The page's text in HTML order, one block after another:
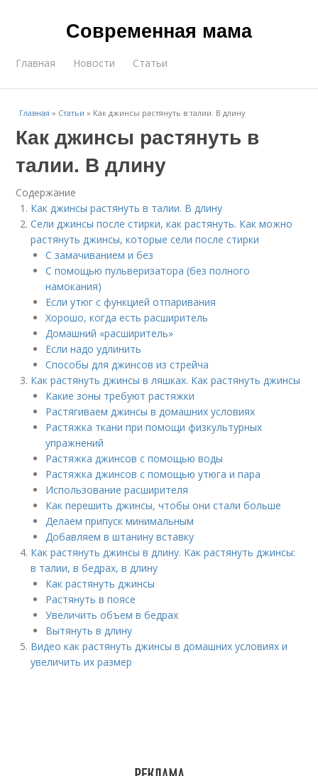
Современная мама
Главная Новости Статьи
Главная » Статьи » Как джинсы растянуть в талии. В длину
Как джинсы растянуть в
талии. В длину
Содержание
Как джинсы растянуть в талии. В длину
Сели джинсы после стирки, как растянуть. Как можно
растянуть джинсы, которые сели после стирки
С замачиванием и без
С помощью пульверизатора (без полного
намокания)
Если утюг с функцией отпаривания
Хорошо, когда есть расширитель
Домашний «расширитель»
Если надо удлинить
Способы для джинсов из стрейча
Как растянуть джинсы в ляшках. Как растянуть джинсы
Какие зоны требуют растяжки
Растягиваем джинсы в домашних условиях
Растяжка ткани при помощи физкультурных
упражнений
Растяжка джинсов с помощью воды
Растяжка джинсов с помощью утюга и пара
Использование расширителя
Как перешить джинсы, чтобы они стали больше
Делаем припуск минимальным
Добавляем в штанину вставку
Как растянуть джинсы в длину. Как растянуть джинсы:
в талии, в бедрах, в длину
Как растянуть джинсы
Растянуть в поясе
Увеличить объем в бедрах
Вытянуть в длину
Видео как растянуть джинсы в домашних условиях и
увеличить их размер